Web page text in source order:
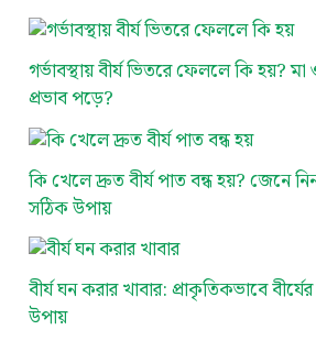
গর্ভাবস্থায় বীর্য ভিতরে ফেললে কি হয়?
প্রভাব পড়ে?
কি খেলে দ্রুত বীর্য পাত বন্ধ হয়? জেনে
সঠিক উপায়
বীর্য ঘন করার খাবার: প্রাকৃতিকভাবে
উপায়